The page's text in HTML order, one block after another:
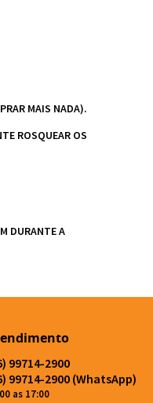
MAIS NADA).
ROSQUEAR OS
DURANTE A
99714-2900
99714-2900 (WhatsApp)
as 17:00